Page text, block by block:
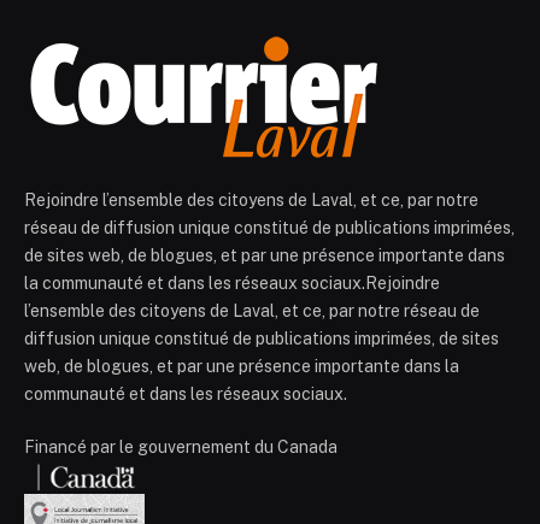
Rejoindre l’ensemble des citoyens de Laval, et ce, par notre
réseau de diffusion unique constitué de publications imprimées,
de sites web, de blogues, et par une présence importante dans
la communauté et dans les réseaux sociaux.Rejoindre
l’ensemble des citoyens de Laval, et ce, par notre réseau de
diffusion unique constitué de publications imprimées, de sites
web, de blogues, et par une présence importante dans la
communauté et dans les réseaux sociaux.
Financé par le gouvernement du Canada